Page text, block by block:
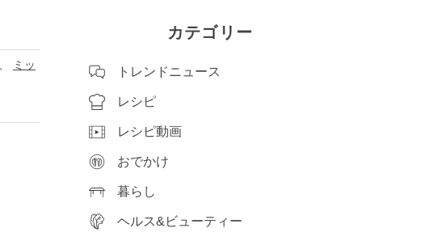
ミッ
カテゴリー
トレンドニュース
レシピ
レシピ動画
おでかけ
暮らし
ヘルス&ビューティー